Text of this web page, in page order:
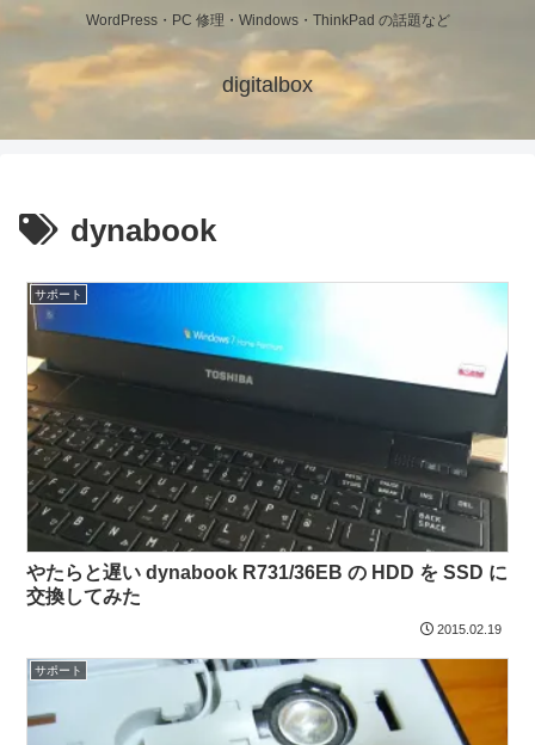
WordPress・PC 修理・Windows・ThinkPad の話題など
digitalbox
dynabook
サポート
やたらと遅い dynabook R731/36EB の HDD を SSD に
交換してみた
2015.02.19
サポート